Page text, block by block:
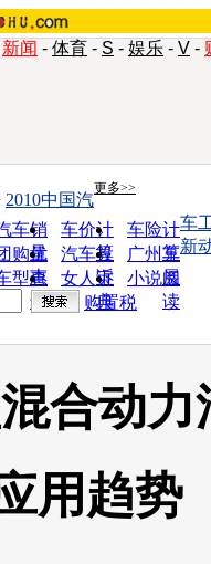
新闻 - 体育 - S - 娱乐 - V -
更多>>
车销
量
车价计
算
车险计
算
购优
惠
汽车投
诉
广州车
展
型查
询
女人宝
典
小说阅
读
2010中国汽
车
新
购置税
合动力
用趋势